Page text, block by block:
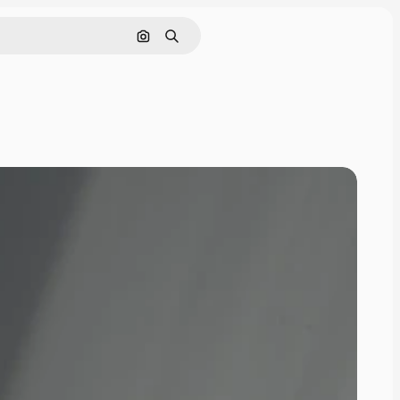
画像で検索
検索